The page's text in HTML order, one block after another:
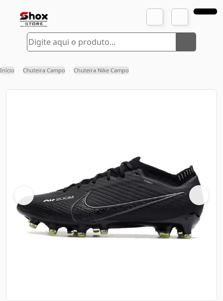
Início › Chuteira Campo › Chuteira Nike Campo